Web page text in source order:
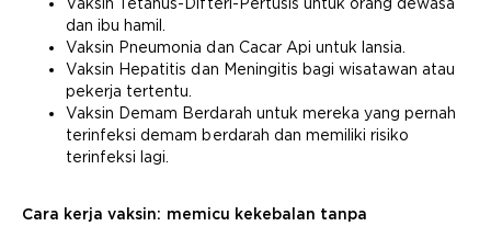
dan ibu hamil.
Vaksin Pneumonia dan Cacar Api untuk lansia.
Vaksin Hepatitis dan Meningitis bagi wisatawan atau
pekerja tertentu.
Vaksin Demam Berdarah untuk mereka yang pernah
terinfeksi demam berdarah dan memiliki risiko
terinfeksi lagi.
Cara kerja vaksin: memicu kekebalan tanpa